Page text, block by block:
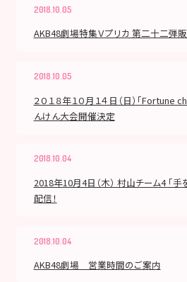
2018.10.05
AKB48劇場特集Ｖプリカ 第二十二弾
2018.10.05
２０１８年１０月１４日（日）「Fortune
んけん大会開催決定
2018.10.04
2018年10月4日（木） 村山チーム4 「
配信！
2018.10.04
AKB48劇場 営業時間のご案内